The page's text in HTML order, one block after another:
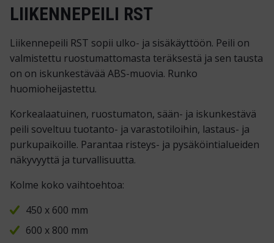
LIIKENNEPEILI RST
Liikennepeili RST sopii ulko- ja sisäkäyttöön. Peili on
valmistettu ruostumattomasta teräksestä ja sen tausta
on on iskunkestävää ABS-muovia. Runko
huomioheijastettu.
Korkealaatuinen, ruostumaton, sään- ja iskunkestävä
peili soveltuu tuotanto- ja varastotiloihin, lastaus- ja
purkupaikoille. Parantaa risteys- ja pysäköintialueiden
näkyvyyttä ja turvallisuutta.
Kolme koko vaihtoehtoa:
450 x 600 mm
600 x 800 mm